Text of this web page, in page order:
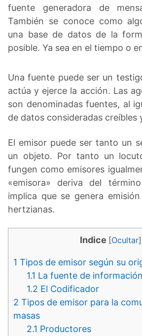
fuente generadora de
También se conoce como
una base de datos de la
posible. Ya sea en el tiempo o
Una fuente puede ser un
actúa y ejerce la acción. Las
son denominadas fuentes, al
de datos consideradas creíbles
El emisor puede ser tanto un
un objeto. Por tanto un
fungen como emisores
«emisora» deriva del
implica que se genera
hertzianas.
Indice [Ocultar]
1 Tipos de emisor según su
1.1 La fuente de información
1.2 El Codificador
2 Tipos de emisor para la
masas
2.1 Productores